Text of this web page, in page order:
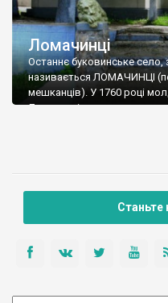
Ломачинці
Останнє буковинське
називається ЛОМАЧИНЦІ
мешканців). У 1760 році
Ломачинці разом з